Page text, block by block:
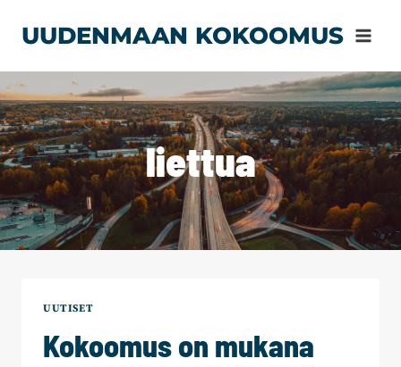
sisältöön
UUDENMAAN KOKOOMUS
liettua
UUTISET
Kokoomus on mukana